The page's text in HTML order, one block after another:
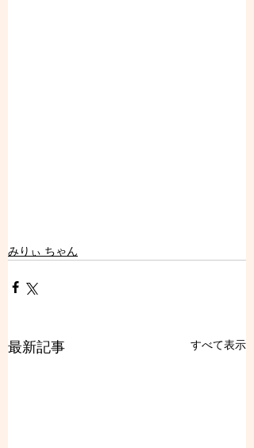
みりぃ ちゃん
最新記事 すべて表示